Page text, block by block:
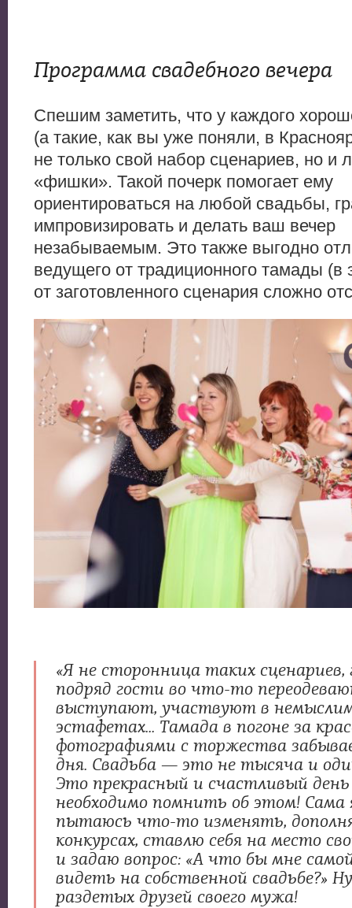
Программа свадебного вечера
Спешим заметить, что у каждого
(а такие, как вы уже поняли, в
не только свой набор сценариев, но и
«фишки». Такой почерк помогает ему
ориентироваться на любой свадьбы,
импровизировать и делать ваш вечер
незабываемым. Это также выгодно
ведущего от традиционного тамады (в
от заготовленного сценария сложно
«Я не сторонница таких сценариев,
подряд гости во что-то
выступают, участвуют в
эстафетах... Тамада в погоне за
фотографиями с торжества
дня. Свадьба — это не тысяча и
Это прекрасный и счастливый
необходимо помнить об этом! Сама
пытаюсь что-то изменять,
конкурсах, ставлю себя на место
и задаю вопрос: «А что бы мне
видеть на собственной свадьбе?»
раздетых друзей своего мужа!